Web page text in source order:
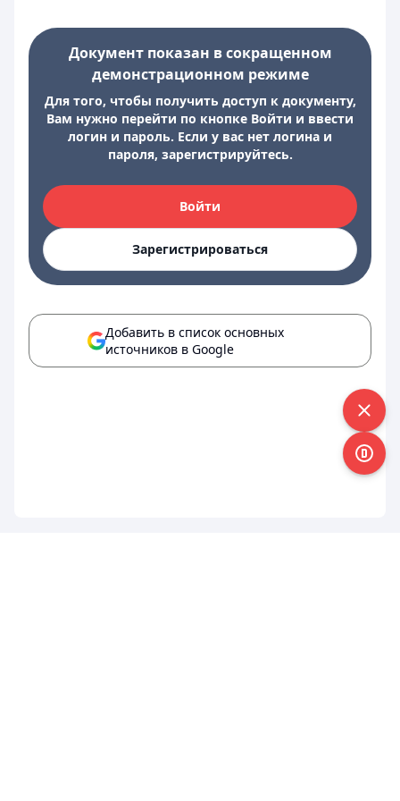
Документ показан в сокращенном
демонстрационном режиме
Для того, чтобы получить доступ к документу,
Вам нужно перейти по кнопке Войти и ввести
логин и пароль. Если у вас нет логина и
пароля, зарегистрируйтесь.
Войти
Зарегистрироваться
Добавить в список основных
источников в Google